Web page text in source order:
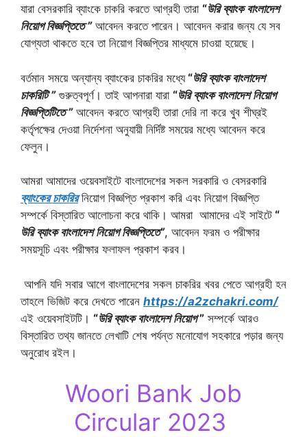
যারা বেসরকারি ব্যাংকে চাকরি করতে আগ্রহী তারা “উরি ব্যাংক বাংলাদেশ
নিয়োগ বিজ্ঞপ্তিতে ”আবেদন করতে পারেন। আবেদন করার জন্য যে সব
যোগ্যতা থাকতে হবে তা নিয়োগ বিজ্ঞপ্তির মাধ্যমে চাওয়া হয়েছে।
বর্তমান সময়ে অন্যান্য ব্যাংকের চাকরির মধ্যে“উরি ব্যাংক বাংলাদেশ
চাকরিটি ”গুরুত্বপূর্ণ। তাই আপনারা যারা “উরি ব্যাংক বাংলাদেশ নিয়োগ
বিজ্ঞপ্তিটিতে ”আবেদন করতে আগ্রহী তারা দেরি না করে খুব শীঘ্রই
কর্তৃপক্ষের দেওয়া নির্দেশনা অনুযায়ী নির্দিষ্ট সময়ের মধ্যে আবেদন করে
ফেলুন।
আমরা আমাদের ওয়েবসাইটে বাংলাদেশের সকল সরকারি ও বেসরকারি
ব্যাংকের চাকরিরনিয়োগ বিজ্ঞপ্তি প্রকাশ করি এবং নিয়োগ বিজ্ঞপ্তি
সম্পর্কে বিস্তারিত আলোচনা করে থাকি। আমরা আমাদের এই সাইটে “
উরি ব্যাংক বাংলাদেশ নিয়োগ বিজ্ঞপ্তিতে”, আবেদন ফরম ও পরীক্ষার
সময়সূচি এবং পরীক্ষার ফলাফল প্রকাশ করব।
আপনি যদি সবার আগে বাংলাদেশের সকল চাকরির খবর পেতে আগ্রহী হন
তাহলে ভিজিট করে দেখতে পারেন https://a2zchakri.com/
এই ওয়েবসাইটটি। “উরি ব্যাংক বাংলাদেশ নিয়োগ” সম্পর্কে আরও
বিস্তারিত তথ্য জানতে লেখাটি শেষ পর্যন্ত মনোযোগ সহকারে পড়ার জন্য
অনুরোধ রইল।
Woori Bank Job
Circular 2023